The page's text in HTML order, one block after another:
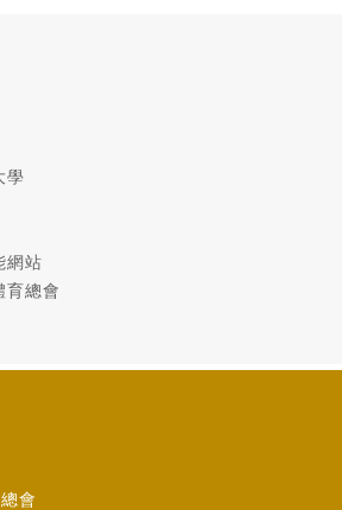
學
網站
育總會
會